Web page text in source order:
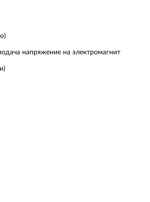
напряжение на электромагнит